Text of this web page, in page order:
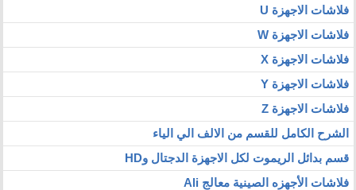
فلاشات الاجهزة U
فلاشات الاجهزة W
فلاشات الاجهزة X
فلاشات الاجهزة Y
فلاشات الاجهزة Z
الشرح الكامل للقسم من الالف الي الياء
قسم بدائل الريموت لكل الاجهزة الدجتال وHD
فلاشات الأجهزه الصينية معالج Ali